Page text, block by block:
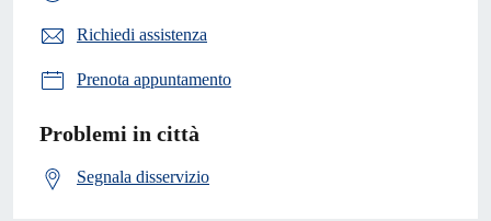
Richiedi assistenza
Prenota appuntamento
Problemi in città
Segnala disservizio